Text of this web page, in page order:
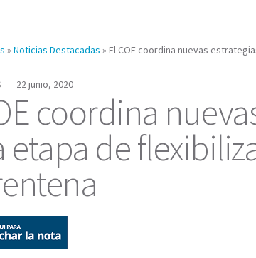
» Noticias Destacadas » El COE coordina nuevas
22 junio, 2020
coordina
etapa de